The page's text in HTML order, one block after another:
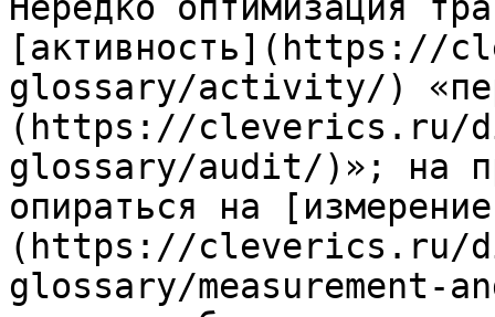
glossary/activity/)
(https://cleverics.ru/
glossary/audit/)»; на
опираться на
(https://cleverics.ru/
glossary/measurement-